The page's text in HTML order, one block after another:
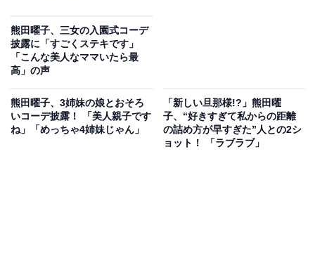
熊田曜子、三女の入園式コーデ
披露に「すごくステキです」
「こんな美人なママいたら最
高」の声
熊田曜子、3姉妹の娘とおそろ
いコーデ披露！ 「美人親子です
ね」「めっちゃ4姉妹じゃん」
「新しい旦那様!?」熊田曜
子、“好きすぎて私からの距離
の詰め方が早すぎた”人との2シ
ョット！ 「ラブラブ」